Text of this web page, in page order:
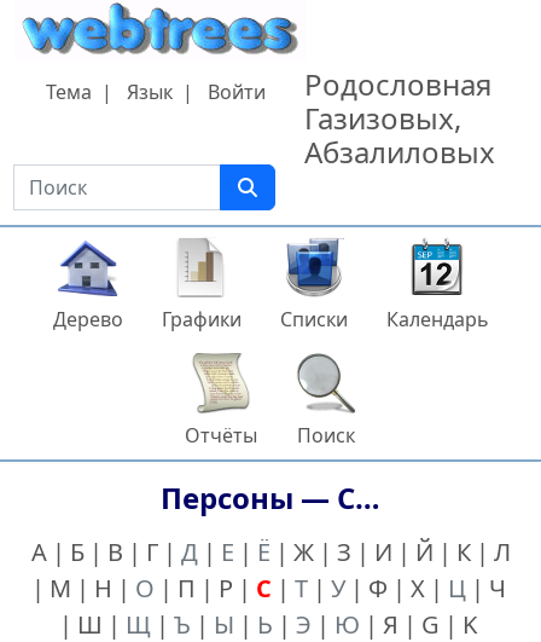
Перейти к содержанию
Родословная
Газизовых,
Абзалиловых
Поиск
Тема Язык Войти
Дерево Графики Списки Календарь
Отчёты Поиск
Персоны — С…
А Б В Г Д Е Ё Ж З И Й К
Л
М
Н О П Р С Т У Ф Х Ц
Ч
Ш
Щ Ъ Ы Ь Э Ю Я G
K